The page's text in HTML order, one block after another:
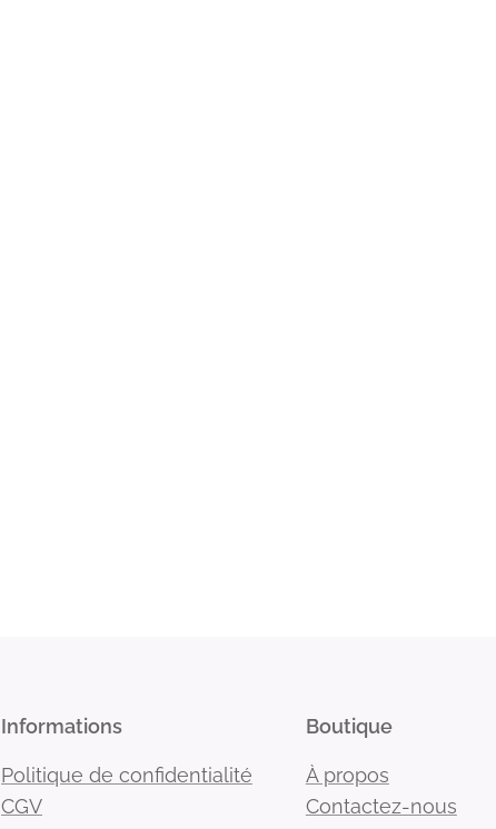
Informations
Politique de confidentialité
CGV
Boutique
À propos
Contactez-nous